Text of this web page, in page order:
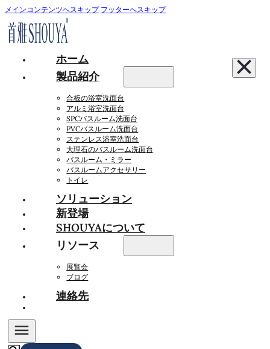
メインコンテンツへスキップ フッターへスキップ
ホーム
製品紹介
合板の浴室洗面台
アルミ浴室洗面台
SPCバスルーム洗面台
PVCバスルーム洗面台
ステンレス浴室洗面台
大理石のバスルーム洗面台
バスルーム・ミラー
バスルームアクセサリー
トイレ
ソリューション
新登場
SHOUYAについて
リソース
展覧会
ブログ
連絡先